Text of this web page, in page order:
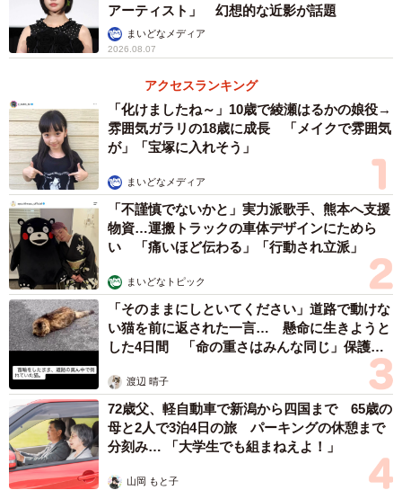
アーティスト」 幻想的な近影が話題
まいどなメディア
2026.08.07
アクセスランキング
「化けましたね～」10歳で綾瀬はるかの娘役→
雰囲気ガラリの18歳に成長 「メイクで雰囲気
が」「宝塚に入れそう」
まいどなメディア
「不謹慎でないかと」実力派歌手、熊本へ支援
物資…運搬トラックの車体デザインにためら
い 「痛いほど伝わる」「行動され立派」
まいどなトピック
「そのままにしといてください」道路で動けな
い猫を前に返された一言… 懸命に生きようと
した4日間 「命の重さはみんな同じ」保護団
渡辺 晴子
72歳父、軽自動車で新潟から四国まで 65歳の
母と2人で3泊4日の旅 パーキングの休憩まで
分刻み… 「大学生でも組まねえよ！」
山岡 もと子